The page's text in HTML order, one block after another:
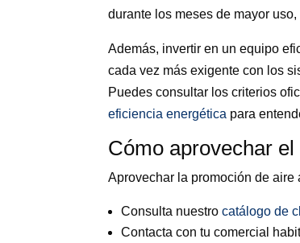
durante los meses de mayor
Además, invertir en un equipo
cada vez más exigente con los
Puedes consultar los criterios
eficiencia energética para
Cómo aprovechar
Aprovechar la promoción de
Consulta nuestrocatálogo de
Contacta con tu comercial